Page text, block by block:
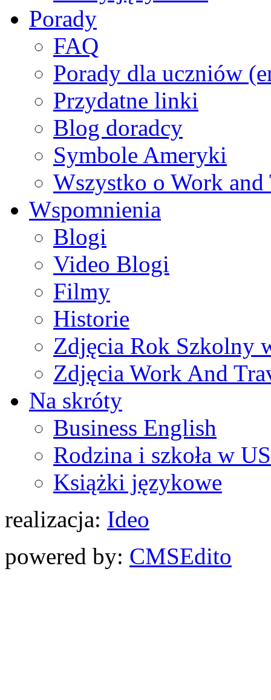
Porady
FAQ
Porady dla uczniów
Przydatne linki
Blog doradcy
Symbole Ameryki
Wszystko o Work and
Wspomnienia
Blogi
Video Blogi
Filmy
Historie
Zdjęcia Rok Szkolny
Zdjęcia Work And
Na skróty
Business English
Rodzina i szkoła w
Książki językowe
realizacja: Ideo
powered by: CMSEdito